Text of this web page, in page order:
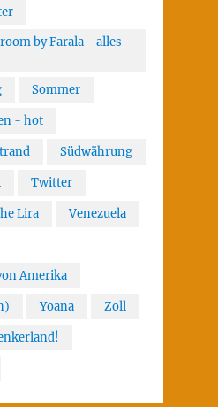
by Farala - alles
Sommer
- hot
Südwährung
Twitter
Lira Venezuela
Amerika
Yoana Zoll